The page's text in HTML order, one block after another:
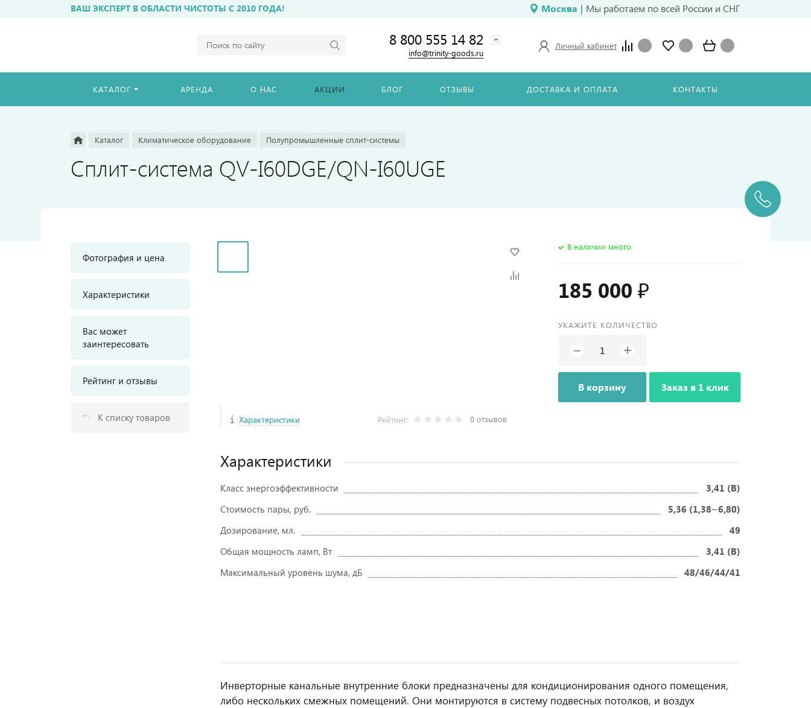
ВАШ ЭКСПЕРТ В ОБЛАСТИ ЧИСТОТЫ С 2010 ГОДА! Москва | Мы работаем по всей России и СНГ
8 800 555 14 82
info@trinity-goods.ru
Личный кабинет
КАТАЛОГ АРЕНДА О НАС АКЦИИ БЛОГ ОТЗЫВЫ ДОСТАВКА И ОПЛАТА КОНТАКТЫ
Каталог Климатическое оборудование Полупромышленные сплит-системы
Сплит-система QV-I60DGE/QN-I60UGE
Фотография и цена
Характеристики
Вас может
заинтересовать
Рейтинг и отзывы
К списку товаров Характеристики Рейтинг: 0 отзывов
В наличии много
185 000 ₽
УКАЖИТЕ КОЛИЧЕСТВО
− +
В корзину Заказ в 1 клик
Характеристики
Класс энергоэффективности
3,41 (B)
Стоимость пары, руб.
5,36 (1,38~6,80)
Дозирование, мл.
49
Общая мощность ламп, Вт
3,41 (B)
Максимальный уровень шума, дБ
48/46/44/41
Инверторные канальные внутренние блоки предназначены для кондиционирования одного помещения,
либо нескольких смежных помещений. Они монтируются в систему подвесных потолков, и воздух